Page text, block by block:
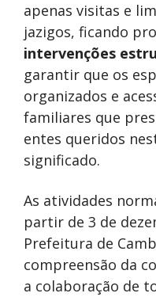
apenas visitas e
jazigos, ficando
intervenções
garantir que os
organizados e
familiares que
entes queridos
significado.
As atividades
partir de 3 de
Prefeitura de
compreensão da
a colaboração de